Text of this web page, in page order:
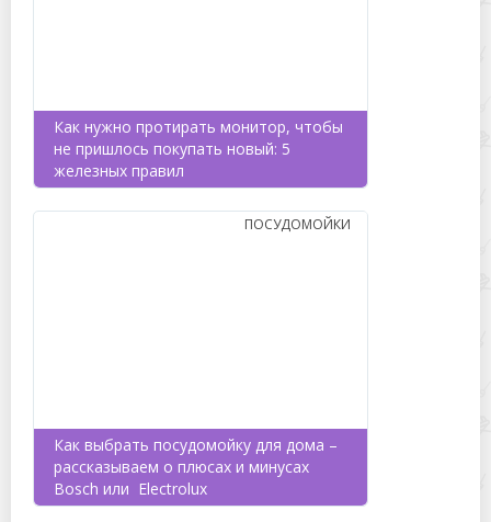
Как нужно протирать монитор, чтобы
не пришлось покупать новый: 5
железных правил
Как выбрать посудомойку для дома –
рассказываем о плюсах и минусах
Bosch или Electrolux
ПОСУДОМОЙКИ